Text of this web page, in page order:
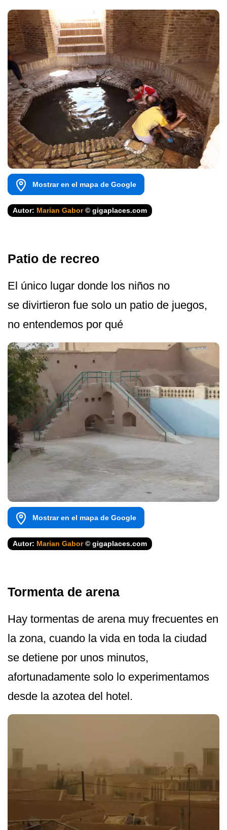
Mostrar en el mapa de Google
Autor: Marian Gabor© gigaplaces.com
Patio de recreo
El único lugar donde los niños no
se divirtieron fue solo un patio de juegos,
no entendemos por qué
Mostrar en el mapa de Google
Autor: Marian Gabor© gigaplaces.com
Tormenta de arena
Hay tormentas de arena muy frecuentes en
la zona, cuando la vida en toda la ciudad
se detiene por unos minutos,
afortunadamente solo lo experimentamos
desde la azotea del hotel.